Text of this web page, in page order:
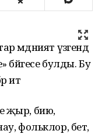
мәдәният үзәгендә
бәйгесе булды. Бу
итә
җыр, бию,
фольклор, бәет,